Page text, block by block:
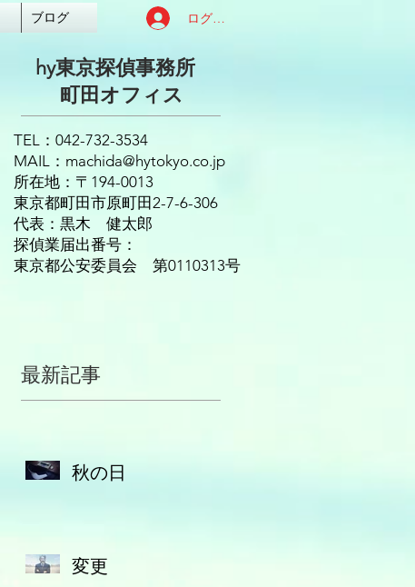
ブログ ログイン
hy東京探偵事務所
​町田オフィス
TEL：042-732-3534
MAIL： machida@hytokyo.co.jp
所在地：〒194-0013
東京都町田市原町田2-7-6-306
代表：黒木 健太郎
探偵業届出番号：
東京都公安委員会 第0110313号
最新記事
秋の日
変更